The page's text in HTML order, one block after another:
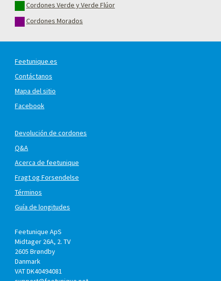
Cordones Verde y Verde Flúor
Cordones Morados
Feetunique.es
Contáctanos
Mapa del sitio
Facebook
Devolución de cordones
Q&A
Acerca de feetunique
Fragt og Forsendelse
Términos
Guía de longitudes
Feetunique ApS
Midtager 26A, 2. TV
2605 Brøndby
Danmark
VAT DK40494081